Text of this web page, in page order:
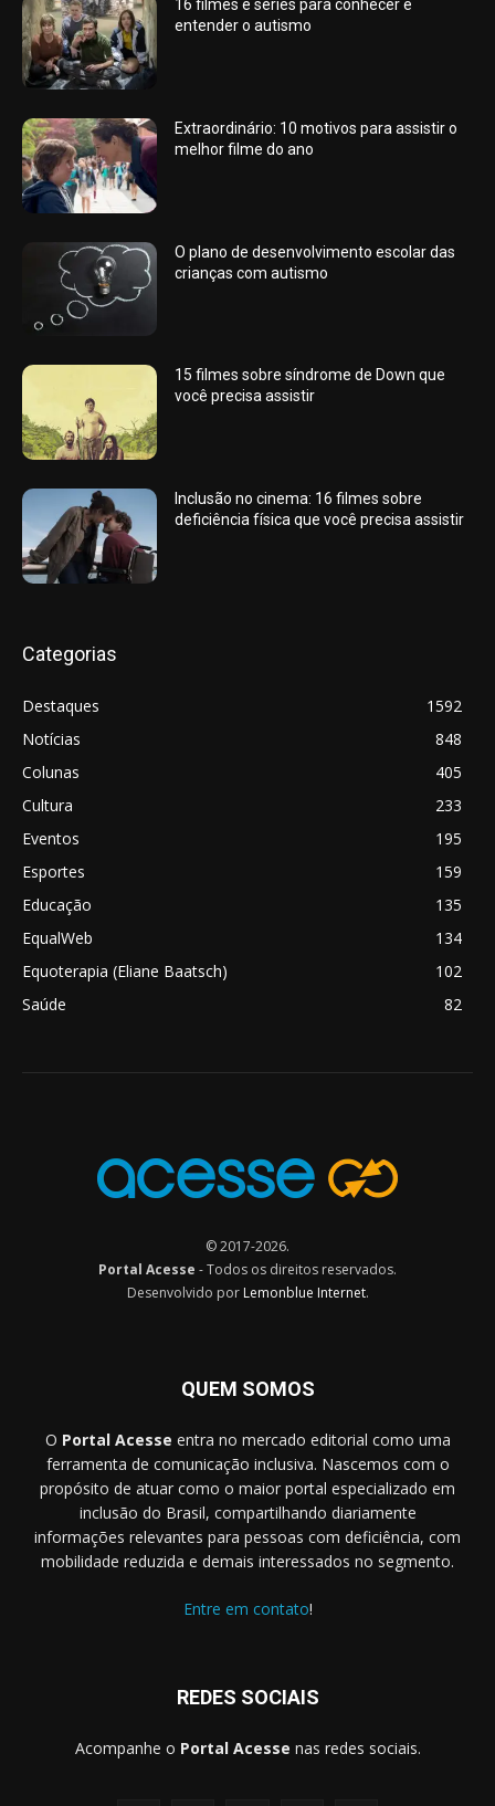
16 filmes e séries para conhecer e
entender o autismo
Extraordinário: 10 motivos para assistir o
melhor filme do ano
O plano de desenvolvimento escolar das
crianças com autismo
15 filmes sobre síndrome de Down que
você precisa assistir
Inclusão no cinema: 16 filmes sobre
deficiência física que você precisa assistir
Categorias
Destaques
1592
Notícias
848
Colunas
405
Cultura
233
Eventos
195
Esportes
159
Educação
135
EqualWeb
134
Equoterapia (Eliane Baatsch)
102
Saúde
82
© 2017-2026.
Portal Acesse - Todos os direitos reservados.
Desenvolvido por Lemonblue Internet.
QUEM SOMOS
O Portal Acesse entra no mercado editorial como uma
ferramenta de comunicação inclusiva. Nascemos com o
propósito de atuar como o maior portal especializado em
inclusão do Brasil, compartilhando diariamente
informações relevantes para pessoas com deficiência, com
mobilidade reduzida e demais interessados no segmento.
Entre em contato!
REDES SOCIAIS
Acompanhe o Portal Acesse nas redes sociais.